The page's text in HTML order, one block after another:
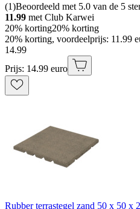
(1)Beoordeeld met 5.0 van de 5
11.99 met Club Karwei
20% korting20% korting
20% korting, voordeelprijs: 11.99
14.99
Prijs: 14.99 euro
Rubber terrastegel zand 50 x 50 x